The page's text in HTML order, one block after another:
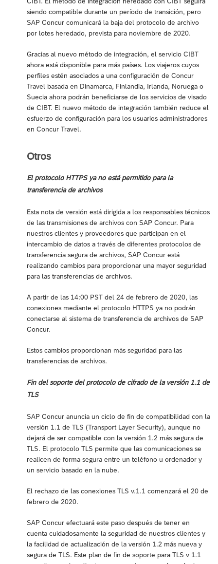
siendo compatible durante un período de transición, pero
SAP Concur comunicará la baja del protocolo de archivo
por lotes heredado, prevista para noviembre de 2020.
Gracias al nuevo método de integración, el servicio CIBT
ahora está disponible para más países. Los viajeros cuyos
perfiles estén asociados a una configuración de Concur
Travel basada en Dinamarca, Finlandia, Irlanda, Noruega o
Suecia ahora podrán beneficiarse de los servicios de visado
de CIBT. El nuevo método de integración también reduce el
esfuerzo de configuración para los usuarios administradores
en Concur Travel.
Otros
El protocolo HTTPS ya no está permitido para la
transferencia de archivos
Esta nota de versión está dirigida a los responsables técnicos
de las transmisiones de archivos con SAP Concur. Para
nuestros clientes y proveedores que participan en el
intercambio de datos a través de diferentes protocolos de
transferencia segura de archivos, SAP Concur está
realizando cambios para proporcionar una mayor seguridad
para las transferencias de archivos.
A partir de las 14:00 PST del 24 de febrero de 2020, las
conexiones mediante el protocolo HTTPS ya no podrán
conectarse al sistema de transferencia de archivos de SAP
Concur.
Estos cambios proporcionan más seguridad para las
transferencias de archivos.
Fin del soporte del protocolo de cifrado de la versión 1.1 de
TLS
SAP Concur anuncia un ciclo de fin de compatibilidad con la
versión 1.1 de TLS (Transport Layer Security), aunque no
dejará de ser compatible con la versión 1.2 más segura de
TLS. El protocolo TLS permite que las comunicaciones se
realicen de forma segura entre un teléfono u ordenador y
un servicio basado en la nube.
El rechazo de las conexiones TLS v.1.1 comenzará el 20 de
febrero de 2020.
SAP Concur efectuará este paso después de tener en
cuenta cuidadosamente la seguridad de nuestros clientes y
la facilidad de actualización de la versión 1.2 más nueva y
segura de TLS. Este plan de fin de soporte para TLS v 1.1